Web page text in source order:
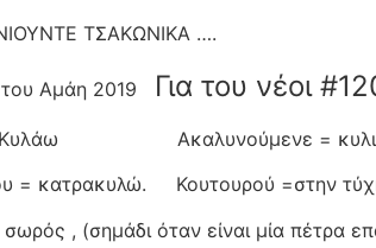
ΤΣΑΚΩΝΙΚΑ ….
του Αμάη 2019 Για του νέοι
Ακαλυνούμενε =
= κατρακυλώ.
Κουτουρού =στην
, (σημάδι όταν είναι μία πέτρα